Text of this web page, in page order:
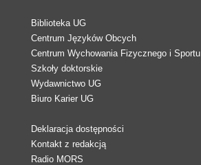
Biblioteka UG
Centrum Języków Obcych
Centrum Wychowania Fizycznego i Sportu
Szkoły doktorskie
Wydawnictwo UG
Biuro Karier UG
Deklaracja dostępności
Kontakt z redakcją
Radio MORS